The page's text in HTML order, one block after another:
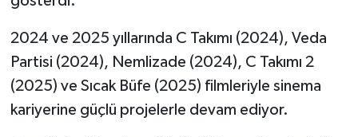
2024 ve 2025 yıllarında C Takımı (2024), Veda
Partisi (2024), Nemlizade (2024), C Takımı 2
(2025) ve Sıcak Büfe (2025) filmleriyle sinema
kariyerine güçlü projelerle devam ediyor.